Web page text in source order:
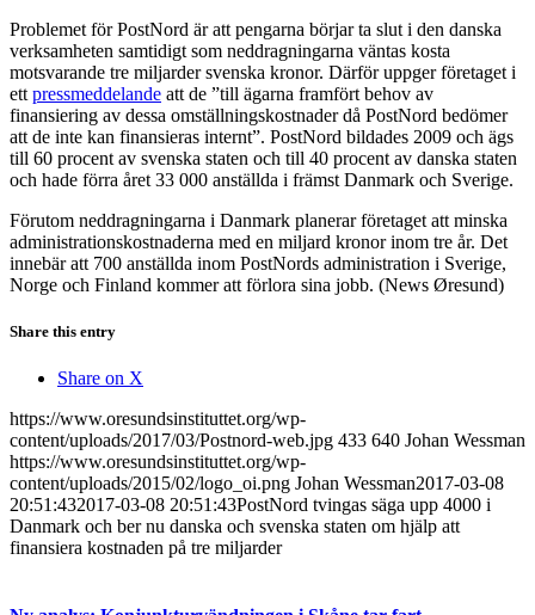
Problemet för PostNord är att pengarna börjar ta slut i den danska
verksamheten samtidigt som neddragningarna väntas kosta
motsvarande tre miljarder svenska kronor. Därför uppger företaget i
ett pressmeddelande att de ”till ägarna framfört behov av
finansiering av dessa omställningskostnader då PostNord bedömer
att de inte kan finansieras internt”. PostNord bildades 2009 och ägs
till 60 procent av svenska staten och till 40 procent av danska staten
och hade förra året 33 000 anställda i främst Danmark och Sverige.
Förutom neddragningarna i Danmark planerar företaget att minska
administrationskostnaderna med en miljard kronor inom tre år. Det
innebär att 700 anställda inom PostNords administration i Sverige,
Norge och Finland kommer att förlora sina jobb. (News Øresund)
Share this entry
Share on X
https://www.oresundsinstituttet.org/wp-
content/uploads/2017/03/Postnord-web.jpg 433 640 Johan Wessman
https://www.oresundsinstituttet.org/wp-
content/uploads/2015/02/logo_oi.png Johan Wessman2017-03-08
20:51:432017-03-08 20:51:43PostNord tvingas säga upp 4000 i
Danmark och ber nu danska och svenska staten om hjälp att
finansiera kostnaden på tre miljarder